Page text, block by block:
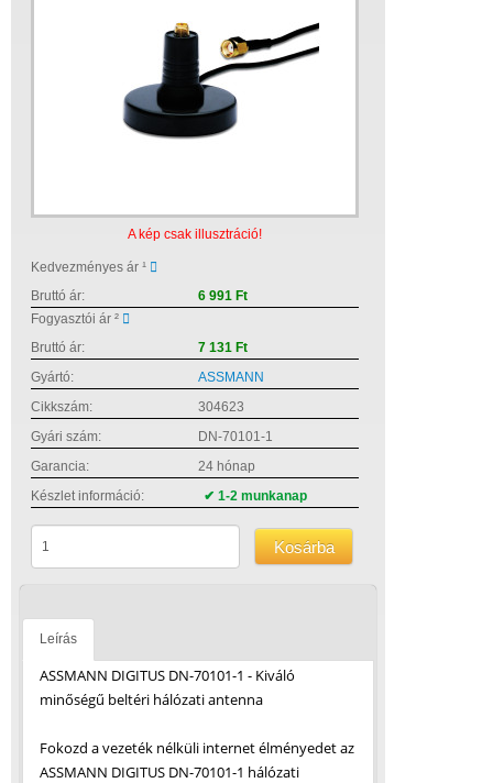
A kép csak illusztráció!
Kedvezményes ár ¹
Bruttó ár:
6 991 Ft
Fogyasztói ár ²
Bruttó ár:
7 131 Ft
Gyártó:
ASSMANN
Cikkszám:
304623
Gyári szám:
DN-70101-1
Garancia:
24 hónap
Készlet információ:
✔ 1-2 munkanap
Kosárba
Leírás
ASSMANN DIGITUS DN-70101-1 - Kiváló
minőségű beltéri hálózati antenna
Fokozd a vezeték nélküli internet élményedet az
ASSMANN DIGITUS DN-70101-1 hálózati